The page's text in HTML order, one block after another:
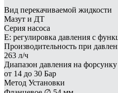
Вид перекачиваемой жидкости
Мазут и ДТ
Серия насоса
E: регулировка давления с
Производительность при
263 л/ч
Диапазон давления на форсунку
от 14 до 30 Бар
Метод Установки